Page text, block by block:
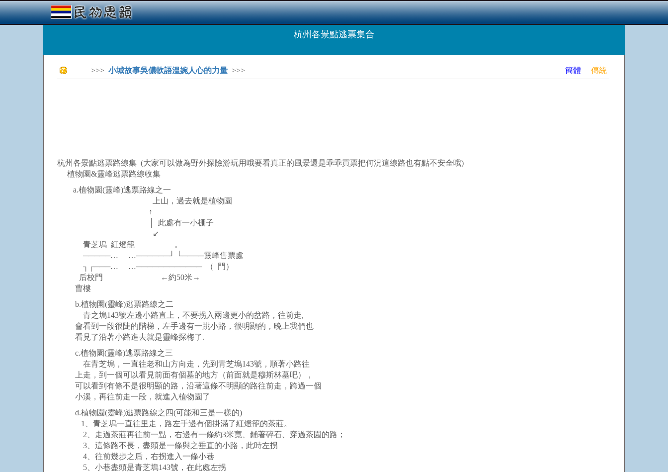
杭州各景點逃票集合
>>> 小城故事吳儂軟語溫婉人心的力量 >>> 簡體 傳統
杭州各景點逃票路線集 (大家可以做為野外探險游玩用哦要看真正的風景還是乖乖買票把何況這線路也有點不安全哦)
植物園&靈峰逃票路線收集
a.植物園(靈峰)逃票路線之一
上山，過去就是植物園
↑
│ 此處有一小棚子
↙
青芝塢 紅燈籠 。
─────… …──────┘ └────靈峰售票處
┐┌───… …──────────── （ 門）
后校門 ←約50米→
曹樓
b.植物園(靈峰)逃票路線之二
青之塢143號左邊小路直上，不要拐入兩邊更小的岔路，往前走,
會看到一段很陡的階梯，左手邊有一跳小路，很明顯的，晚上我們也
看見了沿著小路進去就是靈峰探梅了.
c.植物園(靈峰)逃票路線之三
在青芝塢，一直往老和山方向走，先到青芝塢143號，順著小路往
上走，到一個可以看見前面有個墓的地方（前面就是穆斯林墓吧），
可以看到有條不是很明顯的路，沿著這條不明顯的路往前走，跨過一個
小溪，再往前走一段，就進入植物園了
d.植物園(靈峰)逃票路線之四(可能和三是一樣的)
1、青芝塢一直往里走，路左手邊有個掛滿了紅燈籠的茶莊。
2、走過茶莊再往前一點，右邊有一條約3米寬、鋪著碎石、穿過茶園的路；
3、這條路不長，盡頭是一條與之垂直的小路，此時左拐
4、往前幾步之后，右拐進入一條小巷
5、小巷盡頭是青芝塢143號，在此處左拐